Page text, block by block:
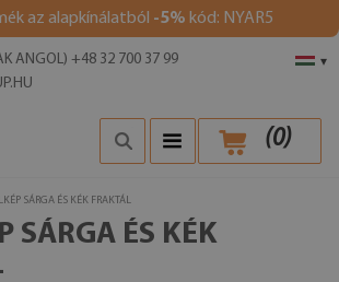
az alapkínálatból -5% kód: NYAR5
▾
ANGOL) +48 32 700 37 99
(0)
SÁRGA ÉS KÉK FRAKTÁL
SÁRGA ÉS KÉK